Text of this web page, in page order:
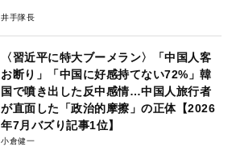
井手隊長
〈習近平に特大ブーメラン〉「中国人客
お断り」「中国に好感持てない72%」韓
国で噴き出した反中感情…中国人旅行者
が直面した「政治的摩擦」の正体【2026
年7月バズり記事1位】
小倉健一